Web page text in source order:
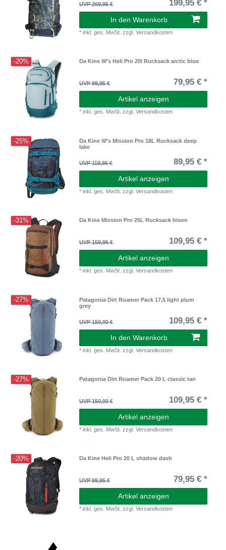
UVP 269,95 € 199,95 € *
In den Warenkorb
*inkl. ges. MwSt. zzgl.Versandkosten
-20% Da Kine W's Heli Pro 20l Rucksack arctic blue
UVP 99,95 € 79,95 € *
Artikel anzeigen
*inkl. ges. MwSt. zzgl.Versandkosten
-25%
Da Kine W's Mission Pro 18L Rucksack deep
lake
UVP 119,95 € 89,95 € *
Artikel anzeigen
*inkl. ges. MwSt. zzgl.Versandkosten
-31% Da Kine Mission Pro 25L Rucksack bison
UVP 159,95 € 109,95 € *
Artikel anzeigen
*inkl. ges. MwSt. zzgl.Versandkosten
-27%
Patagonia Dirt Roamer Pack 17,5 light plum
grey
UVP 150,00 € 109,95 € *
In den Warenkorb
*inkl. ges. MwSt. zzgl.Versandkosten
-27% Patagonia Dirt Roamer Pack 20 L classic tan
UVP 150,00 € 109,95 € *
Artikel anzeigen
*inkl. ges. MwSt. zzgl.Versandkosten
-20% Da Kine Heli Pro 20 L shadow dash
UVP 99,95 € 79,95 € *
Artikel anzeigen
*inkl. ges. MwSt. zzgl.Versandkosten